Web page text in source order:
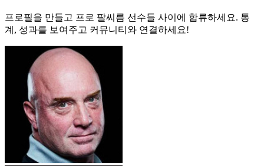
프로필을 만들고 프로 팔씨름 선수들 사이에 합류하세요. 통
계, 성과를 보여주고 커뮤니티와 연결하세요!